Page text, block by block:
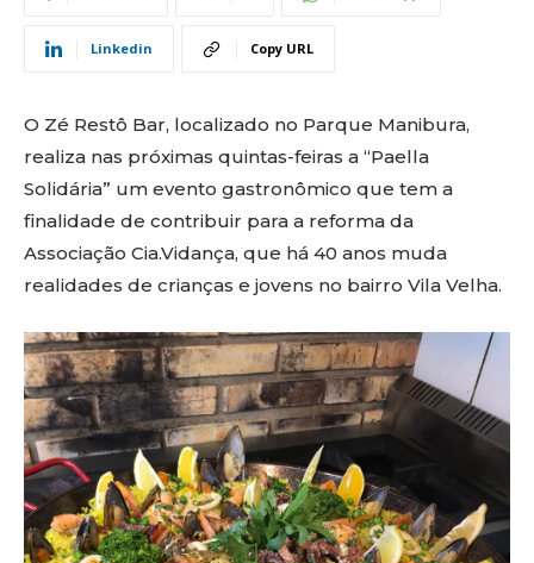
Linkedin Copy URL
O Zé Restô Bar, localizado no Parque Manibura,
realiza nas próximas quintas-feiras a “Paella
Solidária” um evento gastronômico que tem a
finalidade de contribuir para a reforma da
Associação Cia.Vidança, que há 40 anos muda
realidades de crianças e jovens no bairro Vila Velha.